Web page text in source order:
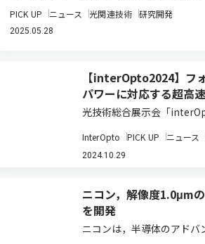
PICK UP ニュース 光関連技術 研究開発
2025.05.28
【interOpto2024】フ
パワーに対応する超高
間光変調器
光技術総合展示会「
No. B-09】は，理化学分野
など，多様なシーンで利用
InterOpto PICK UP ニュース
2024.10.29
ニコン，解像度1.0μm
を開発
ニコンは，半導体のアドバ